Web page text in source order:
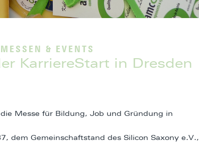
MESSEN & EVENTS
KarriereStart in Dresden
Messe für Bildung, Job und Gründung in
dem Gemeinschaftstand des Silicon Saxony e.V.,